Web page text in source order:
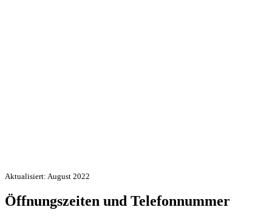
Aktualisiert: August 2022
Öffnungszeiten und Telefonnummer